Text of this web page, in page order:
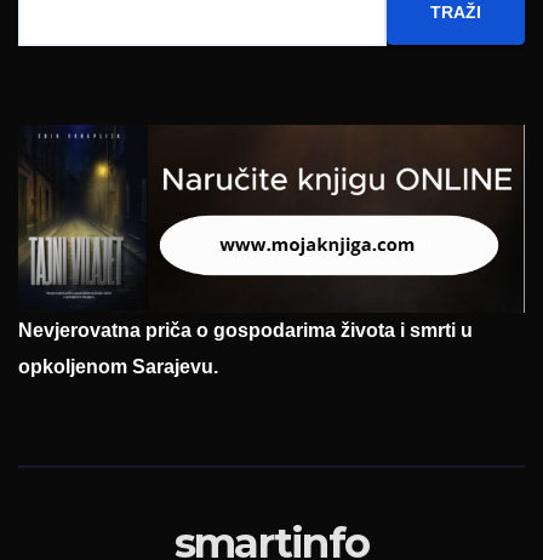
TRAŽI
Nevjerovatna priča o gospodarima života i smrti u
opkoljenom Sarajevu.
smartinfo